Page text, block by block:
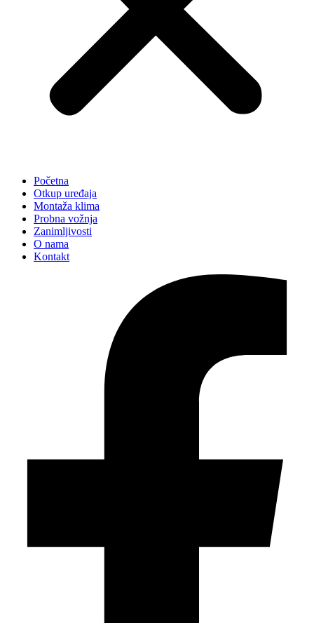
Početna
Otkup uređaja
Montaža klima
Probna vožnja
Zanimljivosti
O nama
Kontakt